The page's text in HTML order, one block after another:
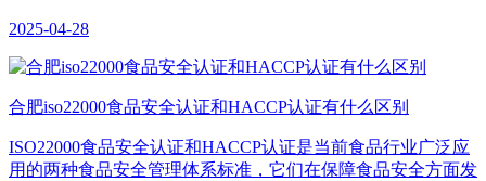
2025-04-28
合肥iso22000食品安全认证和HACCP认证有什么区别
ISO22000食品安全认证和HACCP认证是当前食品行业广泛应
用的两种食品安全管理体系标准，它们在保障食品安全方面发